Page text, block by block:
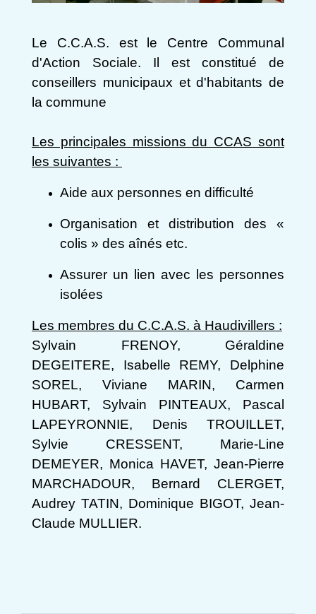
Le C.C.A.S. est le Centre Communal
d'Action Sociale. Il est constitué de
conseillers municipaux et d'habitants de
la commune
Les principales missions du CCAS sont
les suivantes :
Aide aux personnes en difficulté
Organisation et distribution des «
colis » des aînés etc.
Assurer un lien avec les personnes
isolées
Les membres du C.C.A.S. à Haudivillers :
Sylvain FRENOY, Géraldine
DEGEITERE, Isabelle REMY, Delphine
SOREL, Viviane MARIN, Carmen
HUBART, Sylvain PINTEAUX, Pascal
LAPEYRONNIE, Denis TROUILLET,
Sylvie CRESSENT, Marie-Line
DEMEYER, Monica HAVET, Jean-Pierre
MARCHADOUR, Bernard CLERGET,
Audrey TATIN, Dominique BIGOT, Jean-
Claude MULLIER.